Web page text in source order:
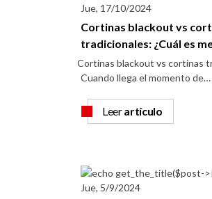
Jue, 17/10/2024
Cortinas blackout vs
tradicionales: ¿Cuál es
Cortinas blackout vs cortinas
Cuando llega el momento de…
Leerartículo
Jue, 5/9/2024